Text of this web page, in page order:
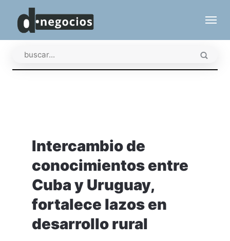
Intercambio de
conocimientos entre
Cuba y Uruguay,
fortalece lazos en
desarrollo rural